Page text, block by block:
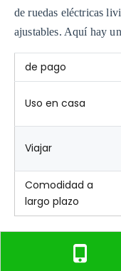
de ruedas eléctricas
ajustables. Aquí hay
de pago
Uso en casa
Viajar
Comodidad a
largo plazo
ruedas. Pruebe